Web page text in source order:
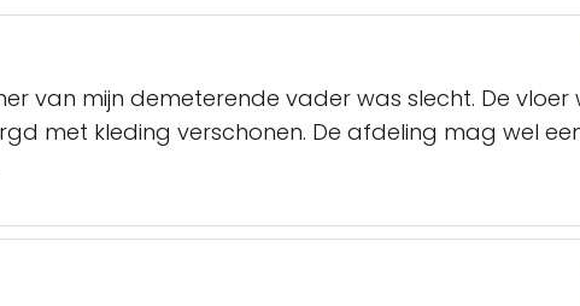
van mijn demeterende vader was slecht. De vloer
met kleding verschonen. De afdeling mag wel